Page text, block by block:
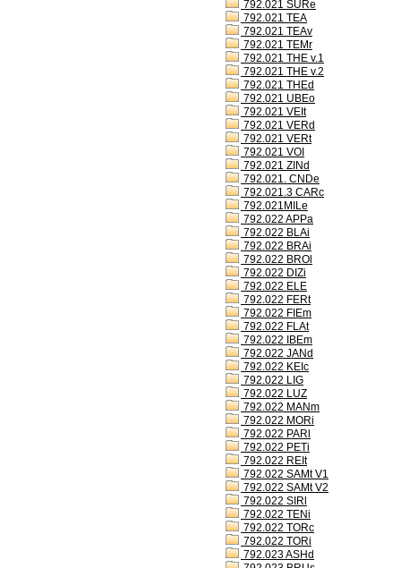
792.021 SURe
792.021 TEA
792.021 TEAv
792.021 TEMr
792.021 THE v.1
792.021 THE v.2
792.021 THEd
792.021 UBEo
792.021 VEIt
792.021 VERd
792.021 VERt
792.021 VOI
792.021 ZINd
792.021. CNDe
792.021.3 CARc
792.021MILe
792.022 APPa
792.022 BLAi
792.022 BRAi
792.022 BROl
792.022 DIZi
792.022 ELE
792.022 FERt
792.022 FIEm
792.022 FLAt
792.022 IBEm
792.022 JANd
792.022 KEIc
792.022 LIG
792.022 LUZ
792.022 MANm
792.022 MORi
792.022 PARl
792.022 PETi
792.022 REIt
792.022 SAMt V1
792.022 SAMt V2
792.022 SIRl
792.022 TENi
792.022 TORc
792.022 TORi
792.023 ASHd